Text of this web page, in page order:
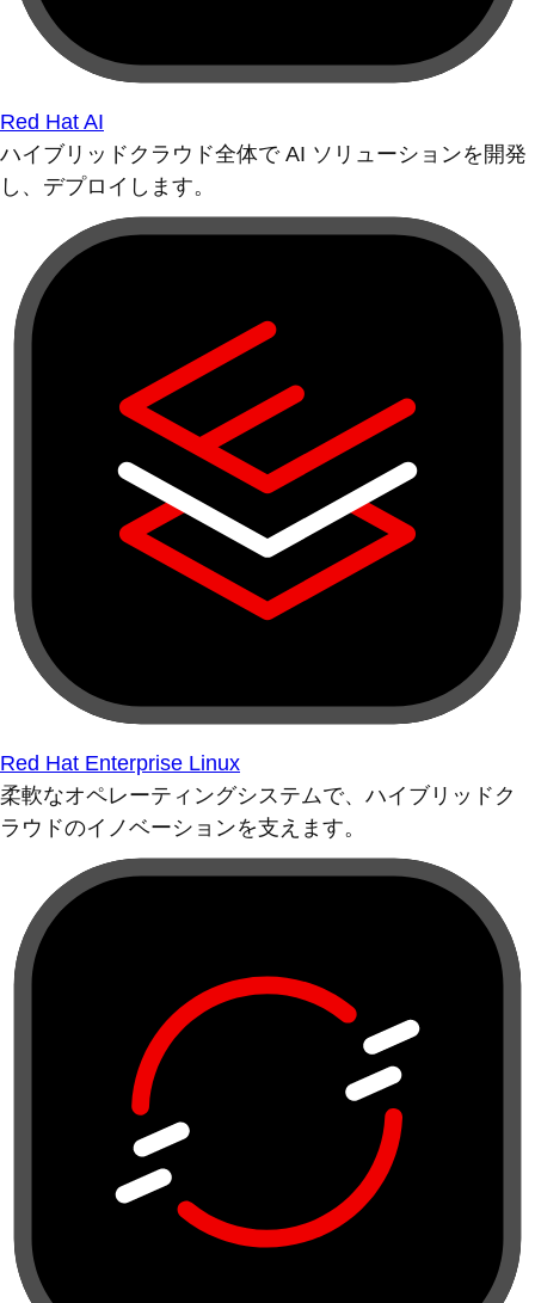
Red Hat AI
ハイブリッドクラウド全体で AI ソリューションを開発
し、デプロイします。
Red Hat Enterprise Linux
柔軟なオペレーティングシステムで、ハイブリッドク
ラウドのイノベーションを支えます。